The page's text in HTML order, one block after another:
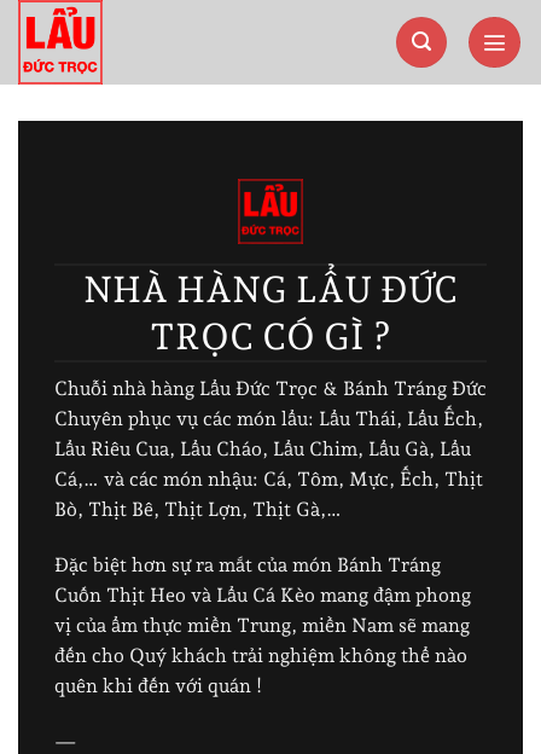
qua
nội
NHÀ HÀNG LẨU ĐỨC
TRỌC CÓ GÌ ?
Chuỗi nhà hàng Lẩu Đức Trọc & Bánh Tráng Đức
Chuyên phục vụ các món lẩu: Lẩu Thái, Lẩu Ếch,
Lẩu Riêu Cua, Lẩu Cháo, Lẩu Chim, Lẩu Gà, Lẩu
Cá,… và các món nhậu: Cá, Tôm, Mực, Ếch, Thịt
Bò, Thịt Bê, Thịt Lợn, Thịt Gà,…
Đặc biệt hơn sự ra mắt của món Bánh Tráng
Cuốn Thịt Heo và Lẩu Cá Kèo mang đậm phong
vị của ẩm thực miền Trung, miền Nam sẽ mang
đến cho Quý khách trải nghiệm không thể nào
quên khi đến với quán !
—